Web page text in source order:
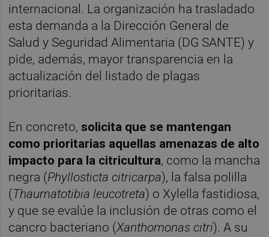
internacional. La organización ha trasladado
esta demanda a la Dirección General de
Salud y Seguridad Alimentaria (DG SANTE) y
pide, además, mayor transparencia en la
actualización del listado de plagas
prioritarias.
En concreto, solicita que se mantengan
como prioritarias aquellas amenazas de alto
impacto para la citricultura, como la mancha
negra (Phyllosticta citricarpa), la falsa polilla
(Thaumatotibia leucotreta) o Xylella fastidiosa,
y que se evalúe la inclusión de otras como el
cancro bacteriano (Xanthomonas citri). A su